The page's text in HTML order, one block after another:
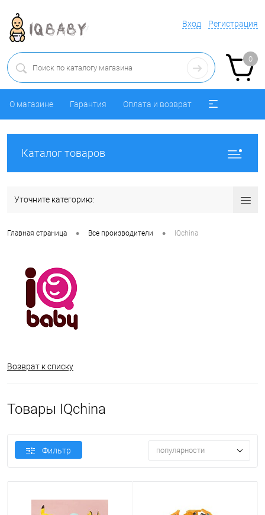
Вход Регистрация
0
О магазине Гарантия Оплата и возврат
Каталог товаров
Уточните категорию:
Главная страница • Все производители • IQchina
Возврат к списку
Товары IQchina
Фильтр популярности